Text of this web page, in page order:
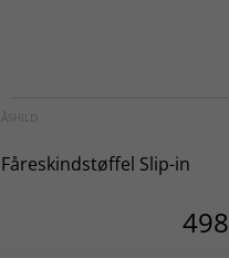
ÅSHILD
Fåreskindstøffel Slip-in
498